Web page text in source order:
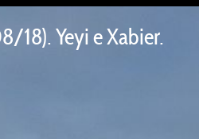
18). Yeyi e Xabier.